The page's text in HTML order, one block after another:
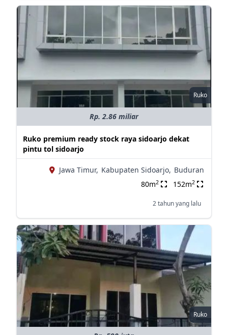
Ruko
Rp. 2.86 miliar
Ruko premium ready stock raya sidoarjo dekat
pintu tol sidoarjo
Jawa Timur, Kabupaten Sidoarjo, Buduran
80m2 152m2
2 tahun yang lalu
Ruko